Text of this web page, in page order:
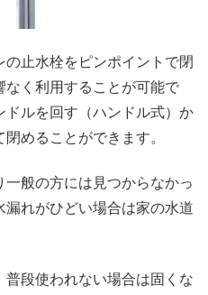
止水栓をピンポイントで閉
く利用することが可能で
ルを回す（ハンドル式）か
めることができます。
一般の方には見つからなかっ
れがひどい場合は家の水道
段使われない場合は固くな